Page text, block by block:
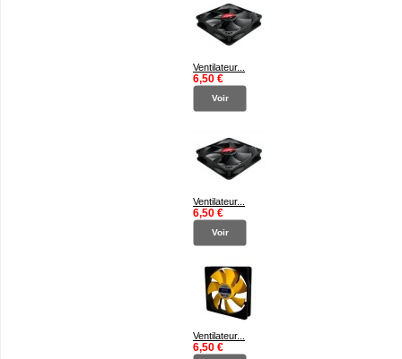
Ventilateur...
6,50 €
Voir
Ventilateur...
6,50 €
Voir
Ventilateur...
6,50 €